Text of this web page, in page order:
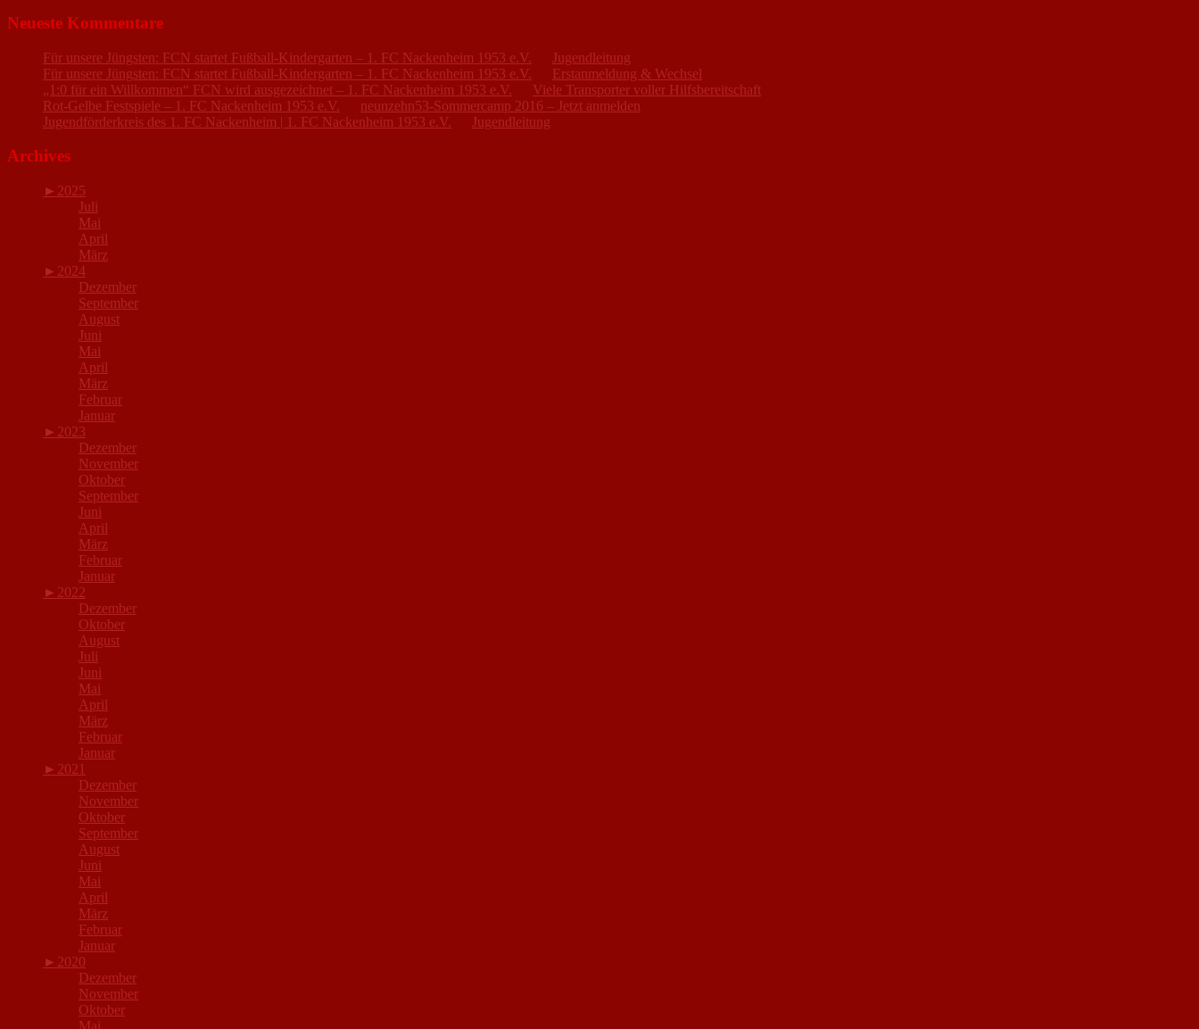
Neueste Kommentare
Für unsere Jüngsten: FCN startet Fußball-Kindergarten – 1. FC Nackenheim 1953 e.V.
Jugendleitung
Für unsere Jüngsten: FCN startet Fußball-Kindergarten – 1. FC Nackenheim 1953 e.V.
Erstanmeldung & Wechsel
„1:0 für ein Willkommen“ FCN wird ausgezeichnet – 1. FC Nackenheim 1953 e.V.
Viele Transporter voller Hilfsbereitschaft
Rot-Gelbe Festspiele – 1. FC Nackenheim 1953 e.V.
neunzehn53-Sommercamp 2016 – Jetzt anmelden
Jugendförderkreis des 1. FC Nackenheim | 1. FC Nackenheim 1953 e.V.
Jugendleitung
Archives
► 2025
Juli
Mai
April
März
► 2024
Dezember
September
August
Juni
Mai
April
März
Februar
Januar
► 2023
Dezember
November
Oktober
September
Juni
April
März
Februar
Januar
► 2022
Dezember
Oktober
August
Juli
Juni
Mai
April
März
Februar
Januar
► 2021
Dezember
November
Oktober
September
August
Juni
Mai
April
März
Februar
Januar
► 2020
Dezember
November
Oktober
Mai